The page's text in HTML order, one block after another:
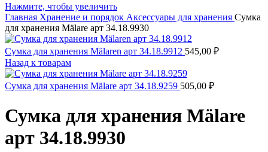
Нажмите, чтобы увеличить
Главная Хранение и порядок Аксессуары для хранения Сумка
для хранения Mälare арт 34.18.9930
Сумка для хранения Mälaren арт 34.18.9912 545,00 ₽
Назад к товарам
Сумка для хранения Mälare арт 34.18.9259 505,00 ₽
Сумка для хранения Mälare
арт 34.18.9930